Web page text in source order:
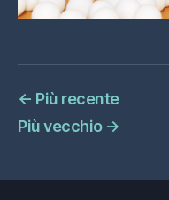
← Più recente
Più vecchio →